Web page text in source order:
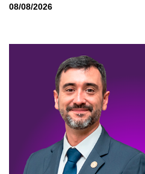
08/08/2026